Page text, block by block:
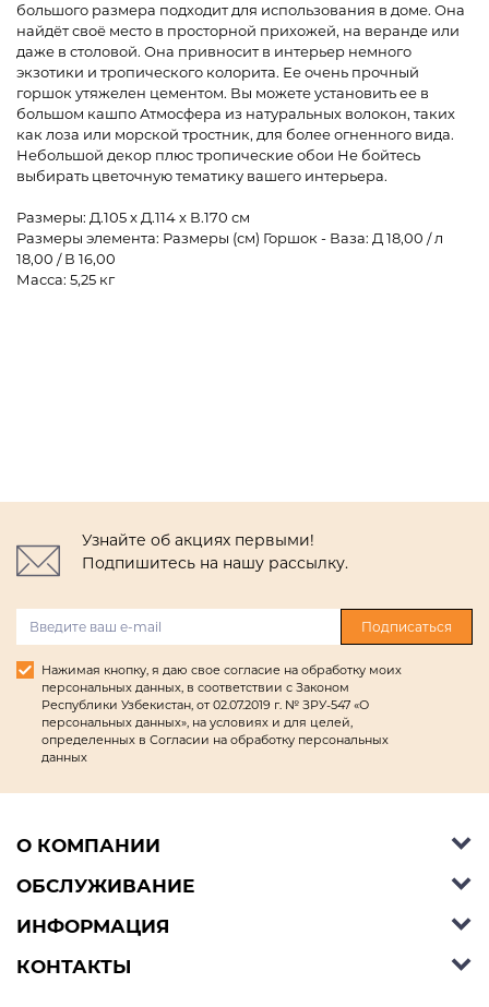
большого размера подходит для использования в доме. Она
найдёт своё место в просторной прихожей, на веранде или
даже в столовой. Она привносит в интерьер немного
экзотики и тропического колорита. Ее очень прочный
горшок утяжелен цементом. Вы можете установить ее в
большом кашпо Атмосфера из натуральных волокон, таких
как лоза или морской тростник, для более огненного вида.
Небольшой декор плюс тропические обои Не бойтесь
выбирать цветочную тематику вашего интерьера.
Размеры: Д.105 x Д.114 x В.170 см
Размеры элемента: Размеры (см) Горшок - Ваза: Д 18,00 / л
18,00 / В 16,00
Масса: 5,25 кг
Узнайте об акциях первыми!
Подпишитесь на нашу рассылку.
Подписаться
Нажимая кнопку, я даю свое согласие на обработку моих
персональных данных, в соответствии с Законом
Республики Узбекистан, от 02.07.2019 г. № ЗРУ-547 «О
персональных данных», на условиях и для целей,
определенных в Согласии на обработку персональных
данных
О КОМПАНИИ
Об Ashley Furniture HomeStore
Контакты
ОБСЛУЖИВАНИЕ
Справочный центр
Способы оплаты
ИНФОРМАЦИЯ
Блог
КОНТАКТЫ